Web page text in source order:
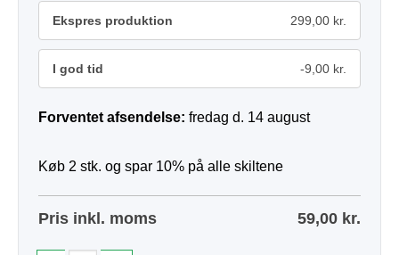
Ekspres produktion 299,00 kr.
I god tid -9,00 kr.
Forventet afsendelse: fredag d. 14 august
Køb 2 stk. og spar 10% på alle skiltene
Pris inkl. moms 59,00 kr.